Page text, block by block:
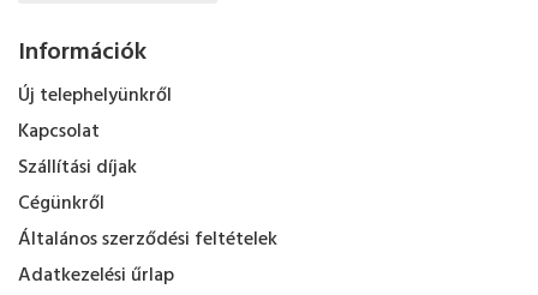
Információk
Új telephelyünkről
Kapcsolat
Szállítási díjak
Cégünkről
Általános szerződési feltételek
Adatkezelési űrlap